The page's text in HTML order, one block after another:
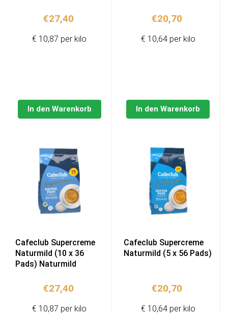
€27,40
In den Warenkorb
€ 10,87 per kilo
€20,70
In den Warenkorb
€ 10,64 per kilo
Cafeclub Supercreme
Naturmild (10 x 36
Pads) Naturmild
€27,40
€ 10,87 per kilo
Cafeclub Supercreme
Naturmild (5 x 56 Pads)
€20,70
€ 10,64 per kilo